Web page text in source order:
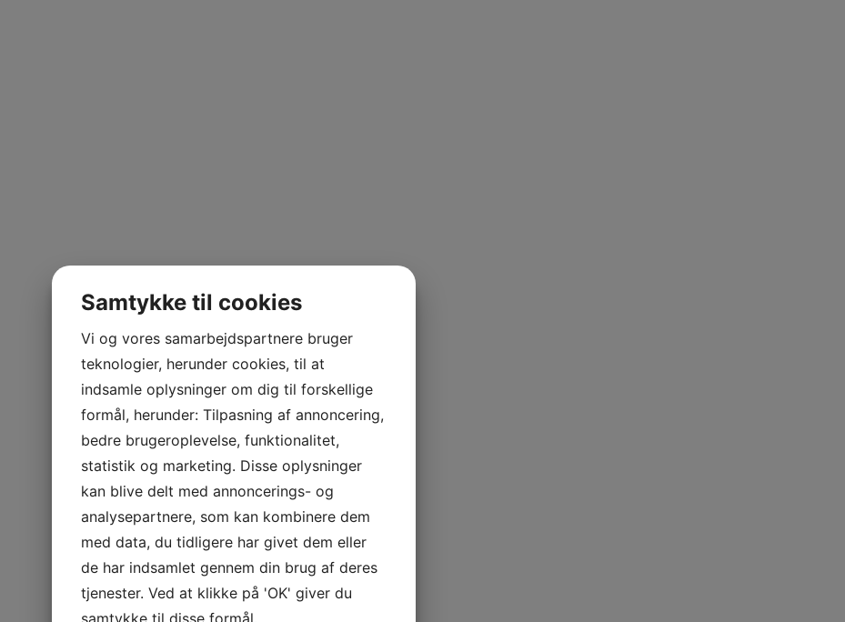
Samtykke til cookies
Vi og vores samarbejdspartnere bruger
teknologier, herunder cookies, til at
indsamle oplysninger om dig til forskellige
formål, herunder: Tilpasning af annoncering,
bedre brugeroplevelse, funktionalitet,
statistik og marketing. Disse oplysninger
kan blive delt med annoncerings- og
analysepartnere, som kan kombinere dem
med data, du tidligere har givet dem eller
de har indsamlet gennem din brug af deres
tjenester. Ved at klikke på 'OK' giver du
samtykke til disse formål.